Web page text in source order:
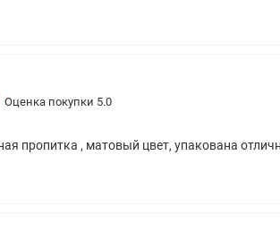
Оценка покупки 5.0
пропитка , матовый цвет, упакована